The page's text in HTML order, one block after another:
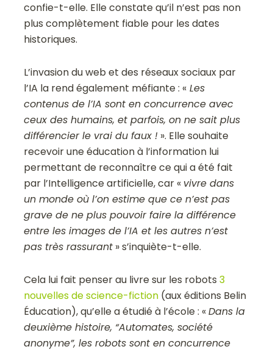
confie-t-elle. Elle constate qu’il n’est pas non
plus complètement fiable pour les dates
historiques.
L’invasion du web et des réseaux sociaux par
l’IA la rend également méfiante : « Les
contenus de l’IA sont en concurrence avec
ceux des humains, et parfois, on ne sait plus
différencier le vrai du faux ! ». Elle souhaite
recevoir une éducation à l’information lui
permettant de reconnaître ce qui a été fait
par l’Intelligence artificielle, car « vivre dans
un monde où l’on estime que ce n’est pas
grave de ne plus pouvoir faire la différence
entre les images de l’IA et les autres n’est
pas très rassurant » s’inquiète-t-elle.
Cela lui fait penser au livre sur les robots3
nouvelles de science-fiction (aux éditions Belin
Éducation), qu’elle a étudié à l’école : «Dans la
deuxième histoire, “Automates, société
anonyme”, les robots sont en concurrence